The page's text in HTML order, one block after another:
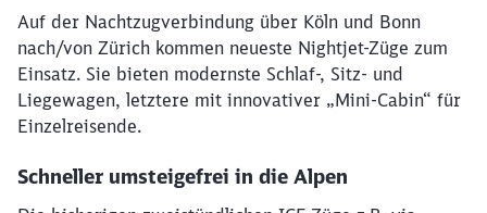
Auf der Nachtzugverbindung über Köln und Bonn
nach/von Zürich kommen neueste Nightjet-Züge zum
Einsatz. Sie bieten modernste Schlaf-, Sitz- und
Liegewagen, letztere mit innovativer „Mini-Cabin“ für
Einzelreisende.
Schneller umsteigefrei in die Alpen